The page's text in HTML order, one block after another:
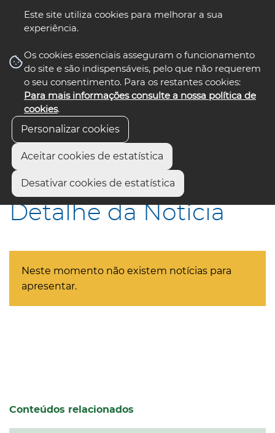
Este site utiliza cookies para melhorar a sua
experiência.
Os cookies essenciais asseguram o funcionamento
do site e são indispensáveis, pelo que não requerem
o seu consentimento. Para os restantes cookies:
Para mais informações consulte a nossa política de
cookies.
Personalizar cookies
Aceitar cookies de estatística
Desativar cookies de estatística
nos select language
Início Detalhe da Notícia
Detalhe da Notícia
Neste momento não existem notícias para
apresentar.
Conteúdos relacionados